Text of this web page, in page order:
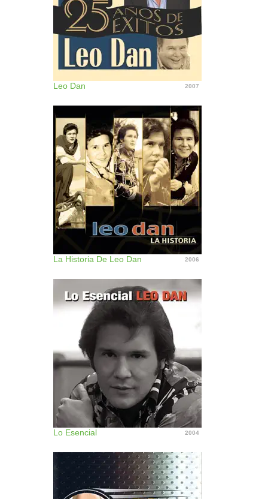
Leo Dan 2007
La Historia De Leo Dan 2006
Lo Esencial 2004